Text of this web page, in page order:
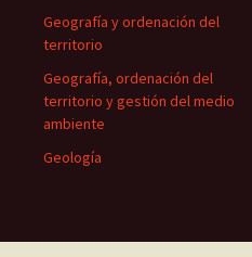
Geografía y ordenación del
territorio
Geografía, ordenación del
territorio y gestión del medio
ambiente
Geología